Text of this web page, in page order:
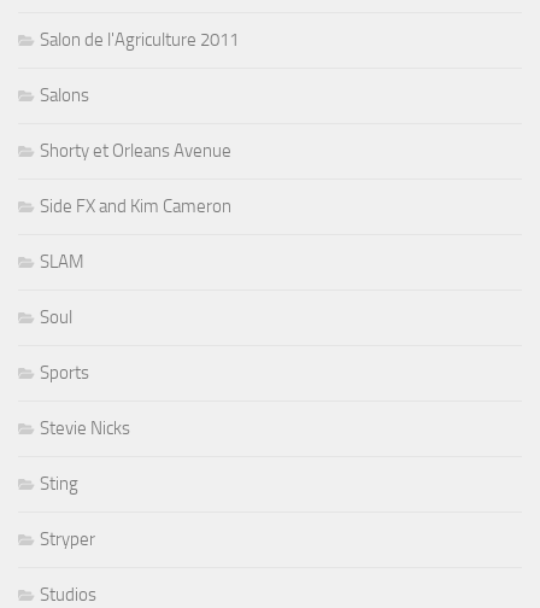
Salon de l'Agriculture 2011
Salons
Shorty et Orleans Avenue
Side FX and Kim Cameron
SLAM
Soul
Sports
Stevie Nicks
Sting
Stryper
Studios